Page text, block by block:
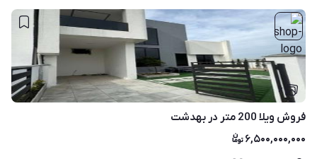
۶
فروش ویلا 200 متر در بهدشت
۶,۵۰۰,۰۰۰,۰۰۰